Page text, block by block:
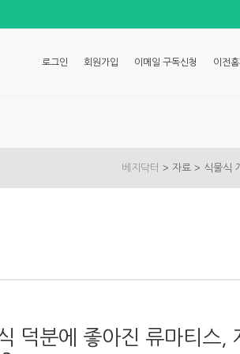
로그인 회원가입 이메일 구독신청 이전
베지닥터 > 자료 > 식물식
덕분에 좋아진 류마티스,